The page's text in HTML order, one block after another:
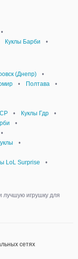
•
Куклы Барби
•
(Днепр)
•
• Полтава
•
• Куклы Гдр
•
•
•
•
LoL Surprise
•
лучшую игрушку для
сетях